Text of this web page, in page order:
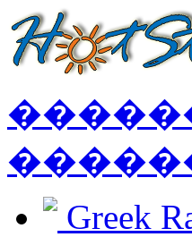
Greek